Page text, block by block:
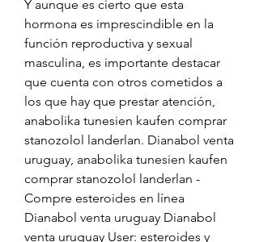
Y aunque es cierto que esta
hormona es imprescindible en la
función reproductiva y sexual
masculina, es importante destacar
que cuenta con otros cometidos a
los que hay que prestar atención,
anabolika tunesien kaufen comprar
stanozolol landerlan. Dianabol venta
uruguay, anabolika tunesien kaufen
comprar stanozolol landerlan -
Compre esteroides en línea
Dianabol venta uruguay Dianabol
venta uruguay User: esteroides y